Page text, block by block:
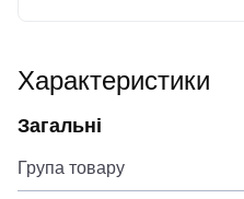
Характеристики
Загальні
Група товару